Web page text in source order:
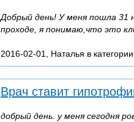
Добрый день! У меня пошла 31
проходе, я понимаю,что это
2016-02-01, Наталья в категории
Врач ставит
добрый день. у меня сегодня